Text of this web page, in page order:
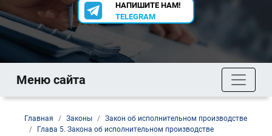
НАПИШИТЕ НАМ!
TELEGRAM
Меню сайта
Главная Законы
Закон об исполнительном производстве
Глава 5. Закона об исполнительном производстве